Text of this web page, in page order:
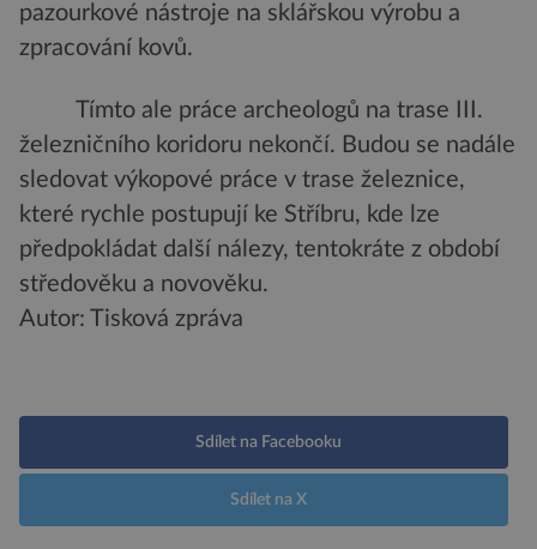
pazourkové nástroje na sklářskou výrobu a
zpracování kovů.
Tímto ale práce archeologů na trase III.
železničního koridoru nekončí. Budou se nadále
sledovat výkopové práce v trase železnice,
které rychle postupují ke Stříbru, kde lze
předpokládat další nálezy, tentokráte z období
středověku a novověku.
Autor: Tisková zpráva
Sdílet na Facebooku
Sdílet na X